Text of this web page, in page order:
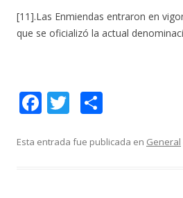
[11].Las Enmiendas entraron en
que se oficializó la actual
F
e
T
itt m
Esta entrada fue publicada en General